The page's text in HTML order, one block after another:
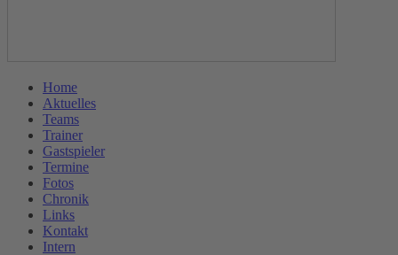
Home
Aktuelles
Teams
Trainer
Gastspieler
Termine
Fotos
Chronik
Links
Kontakt
Intern